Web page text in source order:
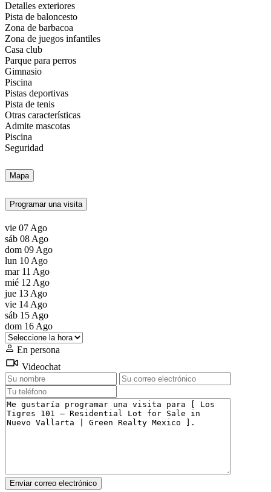
Detalles exteriores
Pista de baloncesto
Zona de barbacoa
Zona de juegos infantiles
Casa club
Parque para perros
Gimnasio
Piscina
Pistas deportivas
Pista de tenis
Otras características
Admite mascotas
Piscina
Seguridad
Mapa
Programar una visita
vie 07 Ago
sáb 08 Ago
dom 09 Ago
lun 10 Ago
mar 11 Ago
mié 12 Ago
jue 13 Ago
vie 14 Ago
sáb 15 Ago
dom 16 Ago
En persona
Videochat